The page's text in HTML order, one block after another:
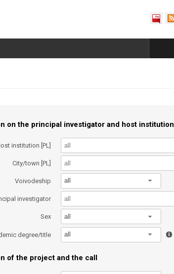
on the principal investigator and host institution
institution [PL]
City/town [PL]
Voivodeship all
investigator
Sex all
degree/title all
of the project and the call